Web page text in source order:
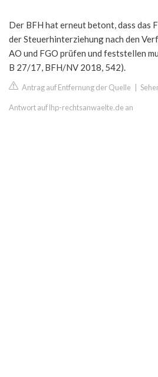
Der BFH hat erneut betont, dass das
der Steuerhinterziehung nach den
AO und FGO prüfen und feststellen
B 27/17, BFH/NV 2018, 542).
Antrag auf Entfernung der Quelle
Antwort auf lhp-rechtsanwaelte.de an